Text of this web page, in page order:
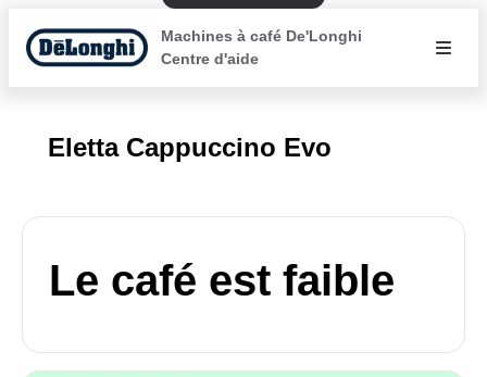
Machines à café De'Longhi
Centre d'aide
Eletta Cappuccino Evo
Le café est faible